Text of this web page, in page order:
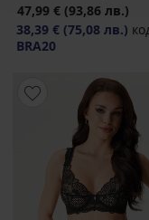
47,99 € (93,86 лв.)
38,39 € (75,08 лв.)
BRA20